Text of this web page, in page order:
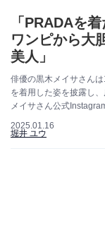
「PRADAを
ワンピから大
美人」
俳優の黒木メイサさん
を着用した姿を披露し
メイサさん公式
2025.01.16
堀井 ユウ